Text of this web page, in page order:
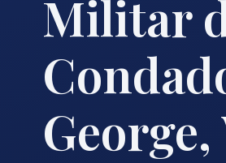
Militar
George,